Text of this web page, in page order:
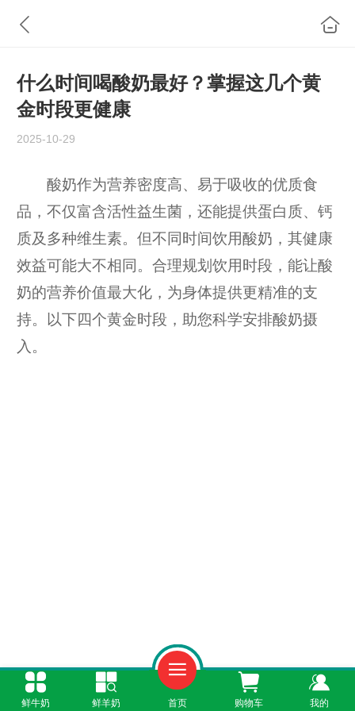
什么时间喝酸奶最好？掌握这几个黄
金时段更健康
2025-10-29
酸奶作为营养密度高、易于吸收的优质食
品，不仅富含活性益生菌，还能提供蛋白质、钙
质及多种维生素。但不同时间饮用酸奶，其健康
效益可能大不相同。合理规划饮用时段，能让酸
奶的营养价值最大化，为身体提供更精准的支
持。以下四个黄金时段，助您科学安排酸奶摄
入。
鲜牛奶 鲜羊奶 首页 购物车 我的